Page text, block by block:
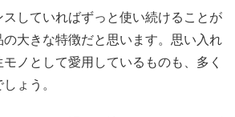
スしていればずっと使い続けることが
大きな特徴だと思います。思い入れ
ノとして愛用しているものも、多く
ょう。